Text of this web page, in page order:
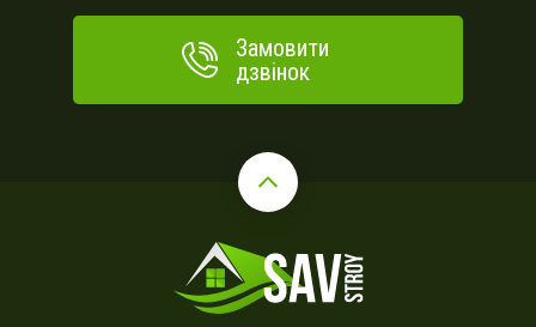
Замовити
дзвінок